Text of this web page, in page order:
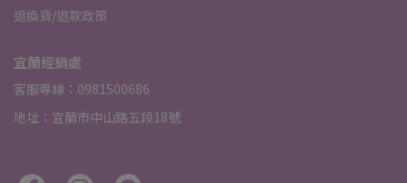
退換貨/退款政策
宜蘭經銷處
客服專線：0981500686
地址：宜蘭市中山路五段18號